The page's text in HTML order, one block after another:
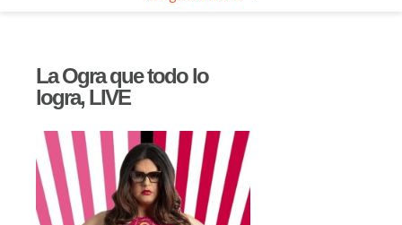
La Ogra que todo lo
logra, LIVE